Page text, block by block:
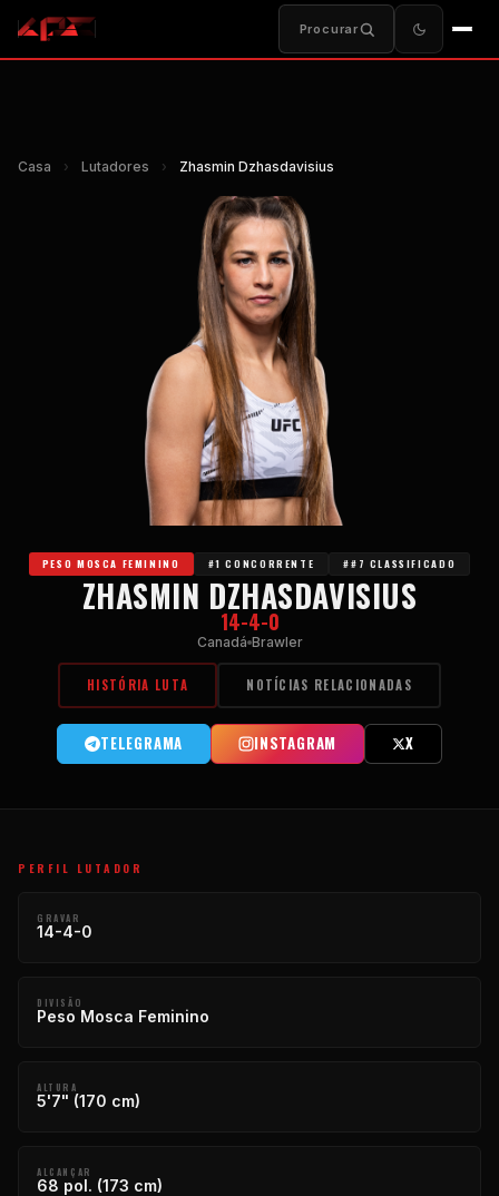
Procurar
Casa › Lutadores › Zhasmin Dzhasdavisius
PESO MOSCA FEMININO #1 CONCORRENTE ##7 CLASSIFICADO
ZHASMIN DZHASDAVISIUS
14-4-0
Canadá Brawler
HISTÓRIA LUTA NOTÍCIAS RELACIONADAS
TELEGRAMA INSTAGRAM X
PERFIL LUTADOR
GRAVAR
14-4-0
DIVISÃO
Peso Mosca Feminino
ALTURA
5'7" (170 cm)
ALCANÇAR
68 pol. (173 cm)